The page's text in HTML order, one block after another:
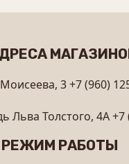
3+7 (960)
Льва Толстого, 4А+7
РЕЖИМ РАБОТЫ